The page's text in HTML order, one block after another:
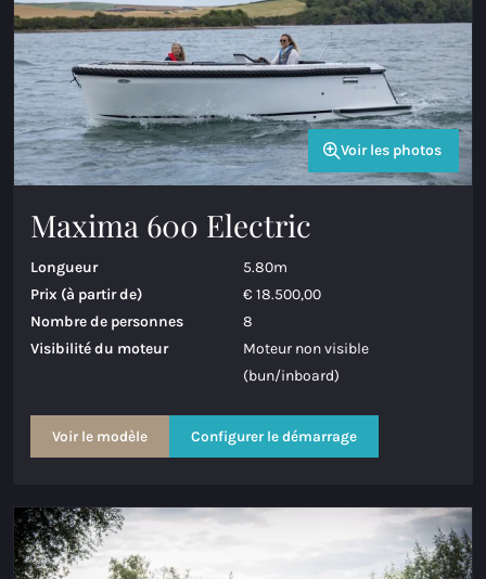
Voir les photos
Maxima 600 Electric
Longueur
5.80m
Prix (à partir de)
€ 18.500,00
Nombre de personnes
8
Visibilité du moteur
Moteur non visible
(bun/inboard)
Voir le modèle Configurer le démarrage